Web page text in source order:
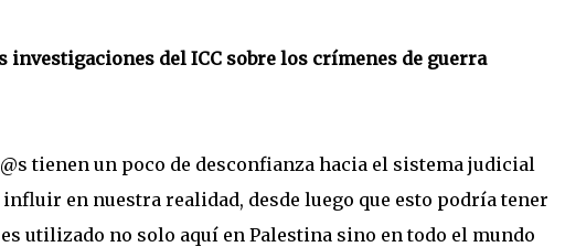
investigaciones del ICC sobre los crímenes de guerra
tienen un poco de desconfianza hacia el sistema judicial
en nuestra realidad, desde luego que esto podría tener
utilizado no solo aquí en Palestina sino en todo el mundo